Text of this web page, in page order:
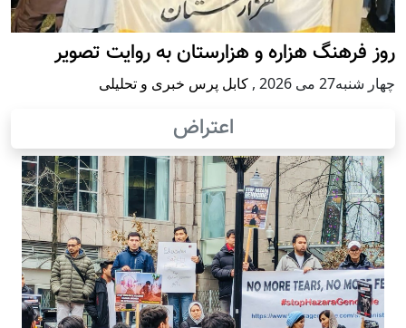
روز فرهنگ هزاره و هزارستان به روایت تصویر
چهار شنبه27 می 2026 , کابل پرس خبری و تحلیلی
اعتراض